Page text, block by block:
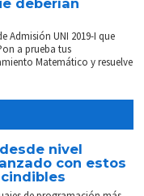
Admisión UNI 2019-I que
a prueba tus
Matemático y resuelve
nivel
con estos